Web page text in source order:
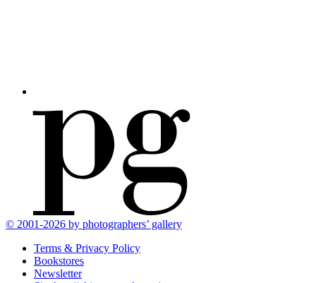
© 2001-2026 by photographers’ gallery
Terms & Privacy Policy
Bookstores
Newsletter